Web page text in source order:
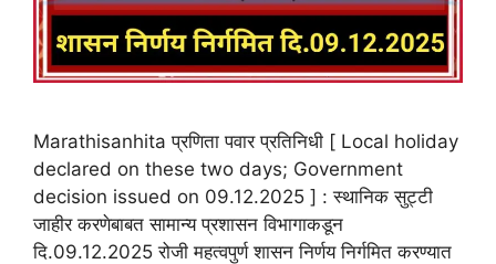
Marathisanhita प्रणिता पवार प्रतिनिधी [ Local holiday
declared on these two days; Government
decision issued on 09.12.2025 ] : स्थानिक सुट्टी
जाहीर करणेबाबत सामान्य प्रशासन विभागाकडून
दि.09.12.2025 रोजी महत्वपुर्ण शासन निर्णय निर्गमित करण्यात